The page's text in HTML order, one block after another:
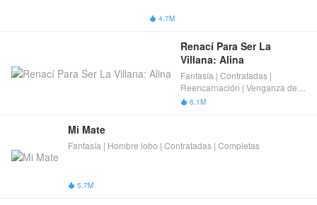
Completas
 4.7M
Renací Para Ser La
Villana: Alina
Fantasía | Contratadas |
Reencarnación | Venganza de
la protagonista | Mundo de
 6.1M
Mi Mate
Fantasía | Hombre lobo | Contratadas | Completas
 5.7M